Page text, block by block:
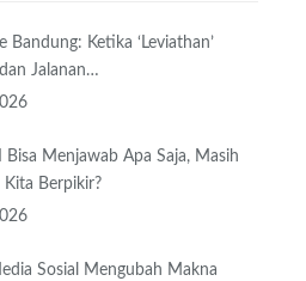
Bandung: Ketika ‘Leviathan’
Jalanan…
Bisa Menjawab Apa Saja, Masih
Kita Berpikir?
Sosial Mengubah Makna